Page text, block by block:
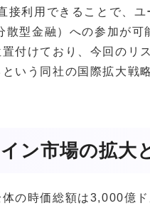
接利用できることで、
散型金融）への参加が
付けており、今回のリ
いう同社の国際拡大戦
ン市場の拡大
の時価総額は3,000億